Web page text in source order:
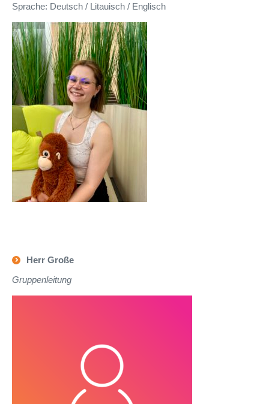
Sprache: Deutsch / Litauisch / Englisch
Herr Große
Gruppenleitung